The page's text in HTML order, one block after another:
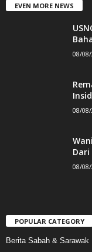
EVEN MORE NEWS
08/
08/
Dari
08/
POPULAR CATEGORY
Berita Sabah & Sarawak